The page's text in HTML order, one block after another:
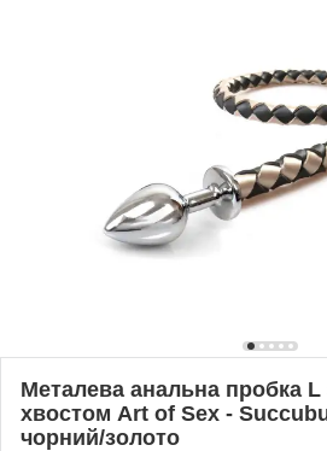
Металева анальна пробка
хвостом Art of Sex -
чорний/золото